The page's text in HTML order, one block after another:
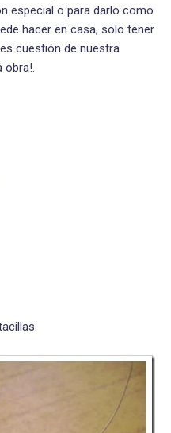
especial o para darlo como
hacer en casa, solo tener
cuestión de nuestra
obra!.